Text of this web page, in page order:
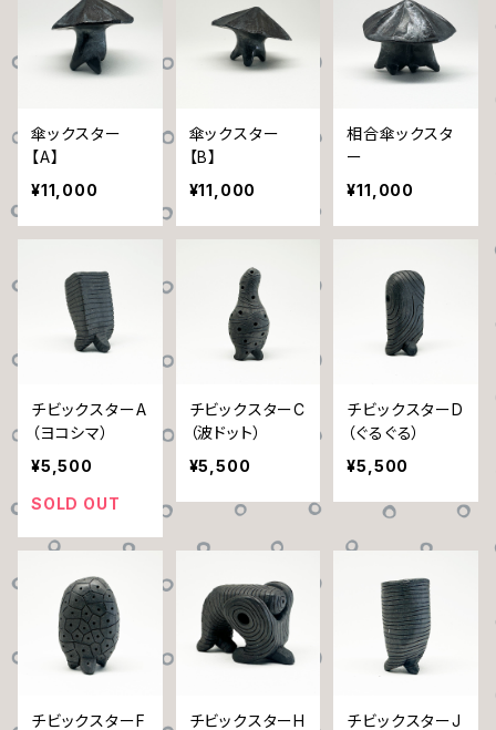
傘ックスター
【A】
¥11,000
傘ックスター
【B】
¥11,000
相合傘ックスタ
ー
¥11,000
チビックスターA
（ヨコシマ）
¥5,500
SOLD OUT
チビックスターC
（波ドット）
¥5,500
チビックスターD
（ぐるぐる）
¥5,500
チビックスターF
チビックスターH
チビックスターJ